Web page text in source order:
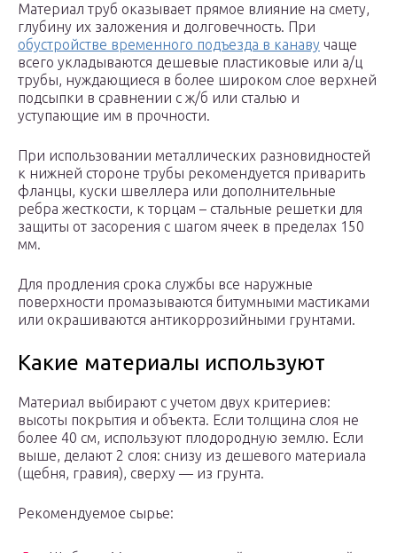
Материал труб оказывает прямое влияние на смету,
глубину их заложения и долговечность. При
обустройстве временного подъезда в канаву чаще
всего укладываются дешевые пластиковые или а/ц
трубы, нуждающиеся в более широком слое верхней
подсыпки в сравнении с ж/б или сталью и
уступающие им в прочности.
При использовании металлических разновидностей
к нижней стороне трубы рекомендуется приварить
фланцы, куски швеллера или дополнительные
ребра жесткости, к торцам – стальные решетки для
защиты от засорения с шагом ячеек в пределах 150
мм.
Для продления срока службы все наружные
поверхности промазываются битумными мастиками
или окрашиваются антикоррозийными грунтами.
Какие материалы используют
Материал выбирают с учетом двух критериев:
высоты покрытия и объекта. Если толщина слоя не
более 40 см, используют плодородную землю. Если
выше, делают 2 слоя: снизу из дешевого материала
(щебня, гравия), сверху — из грунта.
Рекомендуемое сырье: